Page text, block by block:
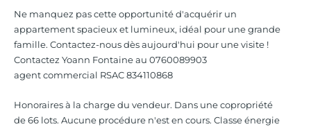
Ne manquez pas cette opportunité d'acquérir un
appartement spacieux et lumineux, idéal pour une grande
famille. Contactez-nous dès aujourd'hui pour une visite !
Contactez Yoann Fontaine au 0760089903
agent commercial RSAC 834110868
Honoraires à la charge du vendeur. Dans une copropriété
de 66 lots. Aucune procédure n'est en cours. Classe énergie